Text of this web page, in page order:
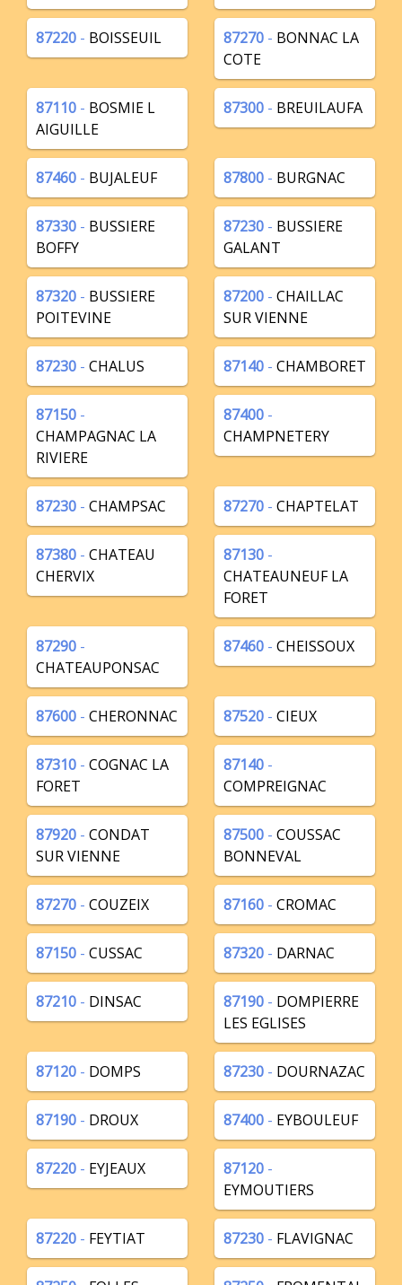
87220 - BOISSEUIL 87270 - BONNAC LA
COTE
87110 - BOSMIE L
AIGUILLE
87300 - BREUILAUFA
87460 - BUJALEUF 87800 - BURGNAC
87330 - BUSSIERE
BOFFY
87230 - BUSSIERE
GALANT
87320 - BUSSIERE
POITEVINE
87200 - CHAILLAC
SUR VIENNE
87230 - CHALUS 87140 - CHAMBORET
87150 -
CHAMPAGNAC LA
RIVIERE
87400 -
CHAMPNETERY
87230 - CHAMPSAC 87270 - CHAPTELAT
87380 - CHATEAU
CHERVIX
87130 -
CHATEAUNEUF LA
FORET
87290 -
CHATEAUPONSAC
87460 - CHEISSOUX
87600 - CHERONNAC 87520 - CIEUX
87310 - COGNAC LA
FORET
87140 -
COMPREIGNAC
87920 - CONDAT
SUR VIENNE
87500 - COUSSAC
BONNEVAL
87270 - COUZEIX 87160 - CROMAC
87150 - CUSSAC 87320 - DARNAC
87210 - DINSAC 87190 - DOMPIERRE
LES EGLISES
87120 - DOMPS 87230 - DOURNAZAC
87190 - DROUX 87400 - EYBOULEUF
87220 - EYJEAUX 87120 -
EYMOUTIERS
87220 - FEYTIAT 87230 - FLAVIGNAC